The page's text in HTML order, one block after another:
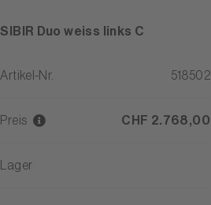
SIBIR Duo weiss links C
Artikel-Nr. 518502
Preis CHF 2.768,00
Lager